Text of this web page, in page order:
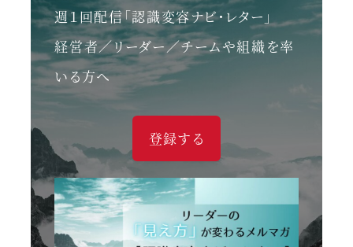
週１回配信「認識変容ナビ・レター」
経営者／リーダー／チームや組織を率
いる方へ
登録する